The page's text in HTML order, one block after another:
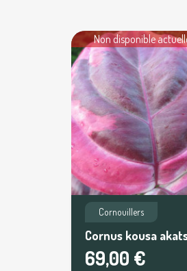
Non disponible
Cornouillers
Cornus kousa
69,00 €